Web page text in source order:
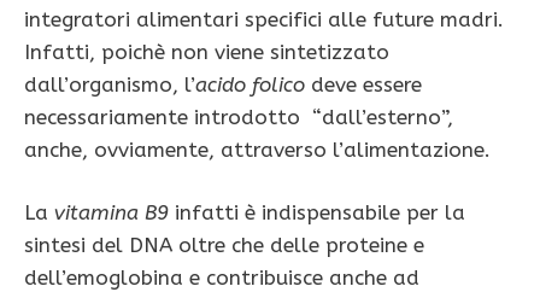
integratori alimentari specifici alle future madri.
Infatti, poichè non viene sintetizzato
dall’organismo, l’acido folico deve essere
necessariamente introdotto “dall’esterno”,
anche, ovviamente, attraverso l’alimentazione.
La vitamina B9 infatti è indispensabile per la
sintesi del DNA oltre che delle proteine e
dell’emoglobina e contribuisce anche ad